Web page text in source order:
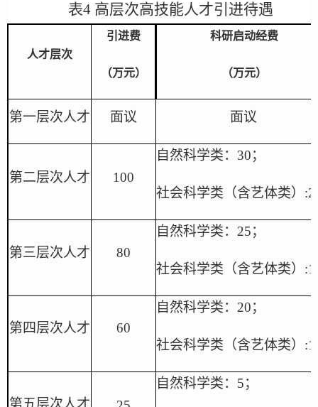
表4 高层次高技能人才引进待遇
人才层次
引进费
（万元）
科研启动经费
（万元）
第一层次人才 面议 面议
第二层次人才 100
自然科学类： 30；
社会科学类 （含艺体类） :
第三层次人才 80
自然科学类： 25；
社会科学类 （含艺体类） :1
第四层次人才 60
自然科学类： 20；
社会科学类 （含艺体类） :
第五层次人才
自然科学类： 5；